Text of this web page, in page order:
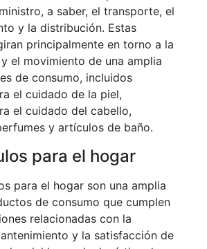
a saber, el transporte, el
y la distribución. Estas
principalmente en torno a la
el movimiento de una amplia
de consumo, incluidos
el cuidado de la piel,
el cuidado del cabello,
y artículos de baño.
para el hogar
para el hogar son una amplia
de consumo que cumplen
relacionadas con la
y la satisfacción de